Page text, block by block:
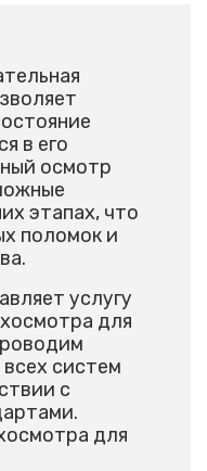
в его
осмотр
этапах, что
поломок и
услугу
для
систем
с
для